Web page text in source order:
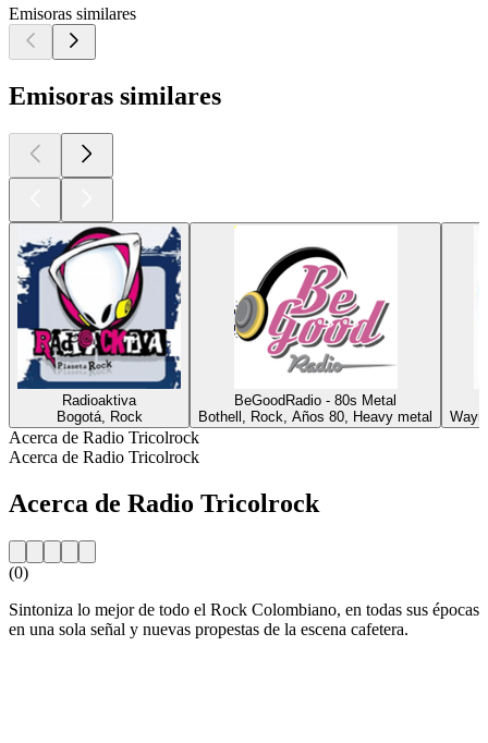
Emisoras similares
Emisoras similares
Radioaktiva
Bogotá, Rock
BeGoodRadio - 80s Metal
Bothell, Rock, Años 80, Heavy metal
Acerca de Radio Tricolrock
Acerca de Radio Tricolrock
Acerca de Radio Tricolrock
(0)
Sintoniza lo mejor de todo el Rock Colombiano, en todas sus épocas
en una sola señal y nuevas propestas de la escena cafetera.